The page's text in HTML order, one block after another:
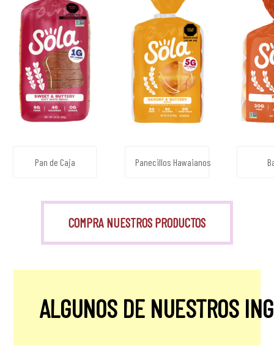
Pan de Caja Panecillos Hawaianos
COMPRA NUESTROS PRODUCTOS
ALGUNOS DE NUESTROS